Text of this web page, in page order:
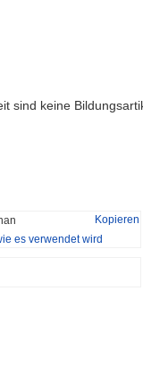
sind keine
Kopieren
es verwendet wird